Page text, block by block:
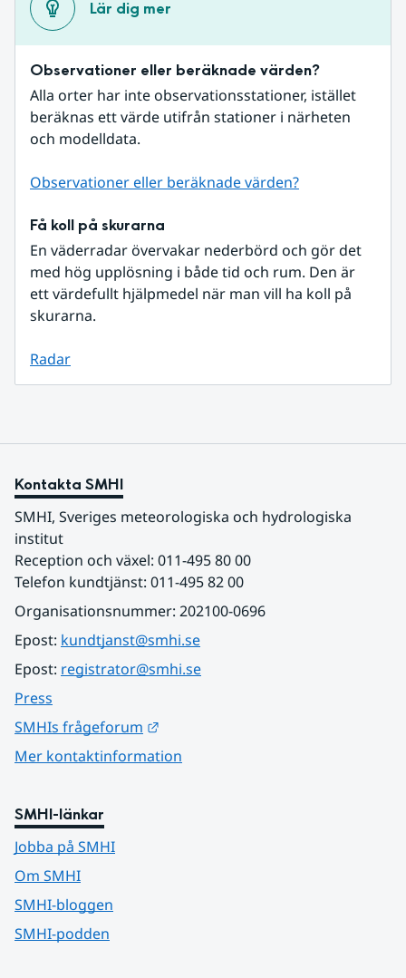
Lär dig mer
Observationer eller beräknade värden?
Alla orter har inte observationsstationer, istället
beräknas ett värde utifrån stationer i närheten
och modelldata.
Observationer eller beräknade värden?
Få koll på skurarna
En väderradar övervakar nederbörd och gör det
med hög upplösning i både tid och rum. Den är
ett värdefullt hjälpmedel när man vill ha koll på
skurarna.
Radar
Kontakta SMHI
SMHI, Sveriges meteorologiska och hydrologiska
institut
Reception och växel: 011-495 80 00
Telefon kundtjänst: 011-495 82 00
Organisationsnummer: 202100-0696
Epost: kundtjanst@smhi.se
Epost: registrator@smhi.se
Press
SMHIs frågeforum
Mer kontaktinformation
SMHI-länkar
Jobba på SMHI
Om SMHI
SMHI-bloggen
SMHI-podden